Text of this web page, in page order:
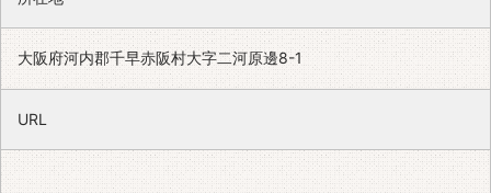
大阪府河内郡千早赤阪村大字二河原邊8-1
URL